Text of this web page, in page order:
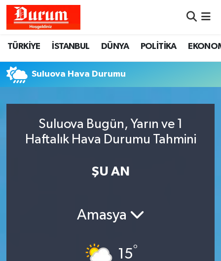
TÜRKİYE İSTANBUL DÜNYA POLİTİKA
Suluova Hava Durumu
Suluova Bugün, Yarın ve 1
Haftalık Hava Durumu Tahmini
ŞU AN
Amasya
15°
Hava Durumu
Namaz Vakitleri
Süper Lig Puan Durumu ve Fikstür